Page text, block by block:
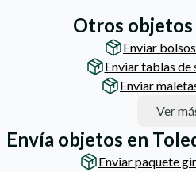
Otros objetos
Enviar
Enviar tablas de
Enviar
Ver
Envía objetos en
Enviar paquete